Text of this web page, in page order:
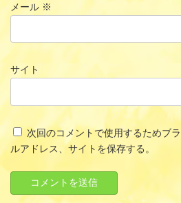
メール ※
サイト
次回のコメントで使用するためブ
ルアドレス、サイトを保存する。